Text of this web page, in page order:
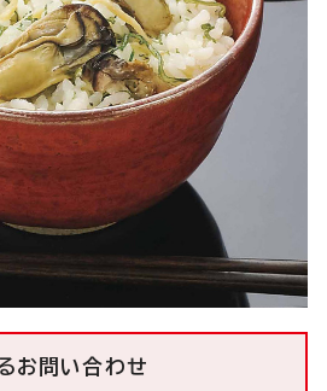
お問い合わせ